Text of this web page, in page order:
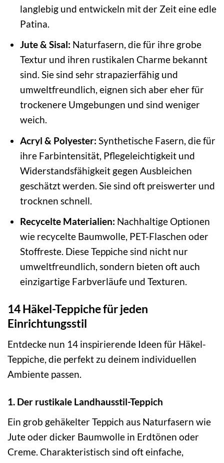
langlebig und entwickeln mit der Zeit eine edle
Patina.
Jute & Sisal: Naturfasern, die für ihre grobe
Textur und ihren rustikalen Charme bekannt
sind. Sie sind sehr strapazierfähig und
umweltfreundlich, eignen sich aber eher für
trockenere Umgebungen und sind weniger
weich.
Acryl & Polyester: Synthetische Fasern, die für
ihre Farbintensität, Pflegeleichtigkeit und
Widerstandsfähigkeit gegen Ausbleichen
geschätzt werden. Sie sind oft preiswerter und
trocknen schnell.
Recycelte Materialien: Nachhaltige Optionen
wie recycelte Baumwolle, PET-Flaschen oder
Stoffreste. Diese Teppiche sind nicht nur
umweltfreundlich, sondern bieten oft auch
einzigartige Farbverläufe und Texturen.
14 Häkel-Teppiche für jeden
Einrichtungsstil
Entdecke nun 14 inspirierende Ideen für Häkel-
Teppiche, die perfekt zu deinem individuellen
Ambiente passen.
1. Der rustikale Landhausstil-Teppich
Ein grob gehäkelter Teppich aus Naturfasern wie
Jute oder dicker Baumwolle in Erdtönen oder
Creme. Charakteristisch sind oft einfache,